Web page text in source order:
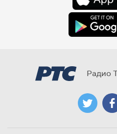
Радио